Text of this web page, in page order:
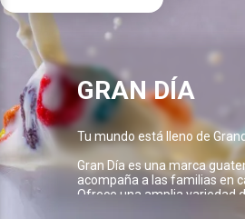
GRAN DÍA
Tu mundo está lleno de
Gran Día es una marca
acompaña a las familias en
Ofrece una amplia variedad